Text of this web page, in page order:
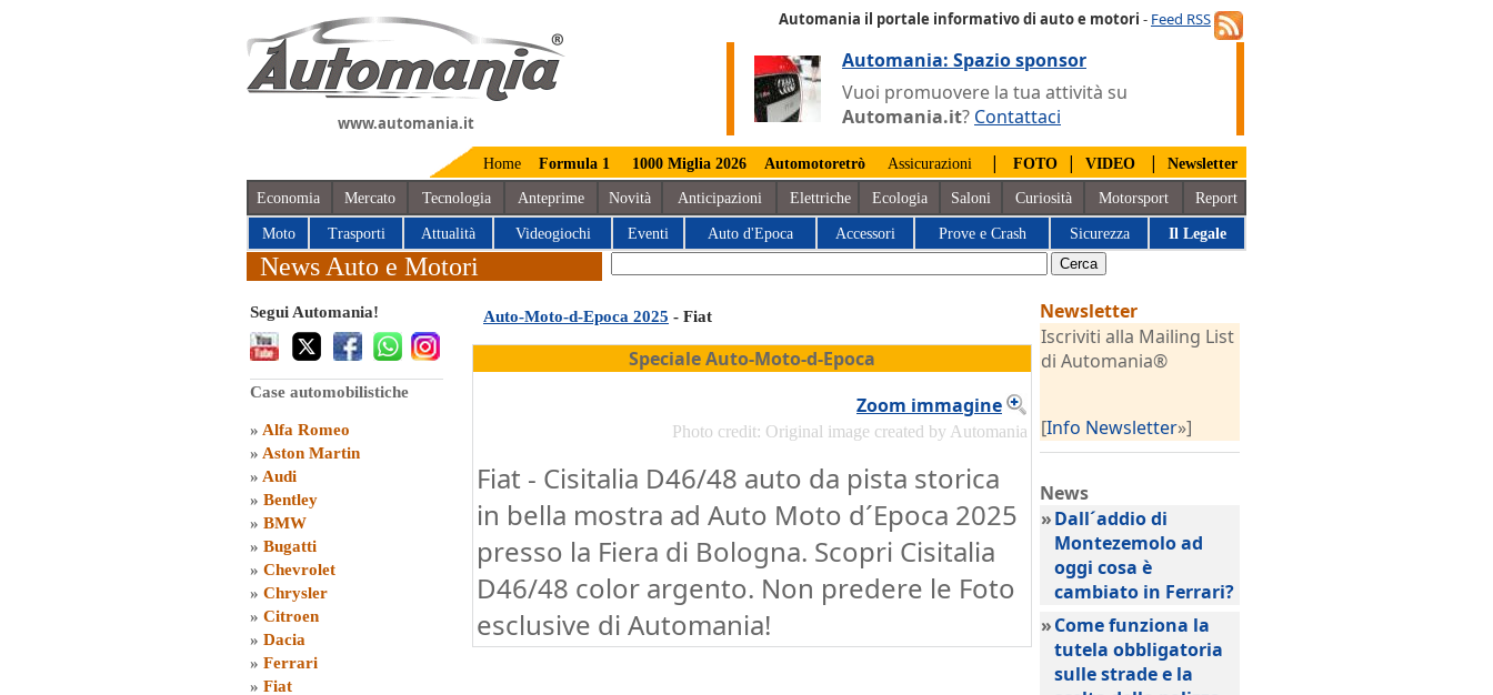
www.automania.it
Automania il portale informativo di auto e motori - Feed RSS
Automania: Spazio sponsor
Vuoi promuovere la tua attività su
Automania.it? Contattaci
Home Formula 1 1000 Miglia 2026 Automotoretrò Assicurazioni | FOTO | VIDEO | Newsletter
Economia Mercato Tecnologia Anteprime Novità Anticipazioni Elettriche Ecologia Saloni Curiosità Motorsport Report
Moto Trasporti Attualità Videogiochi Eventi Auto d'Epoca Accessori Prove e Crash Sicurezza Il Legale
News Auto e Motori
Segui Automania!
Case automobilistiche
» Alfa Romeo
» Aston Martin
» Audi
» Bentley
» BMW
» Bugatti
» Chevrolet
» Chrysler
» Citroen
» Dacia
» Ferrari
» Fiat
Auto-Moto-d-Epoca 2025 - Fiat
Speciale Auto-Moto-d-Epoca
Zoom immagine
Photo credit: Original image created by Automania
Fiat - Cisitalia D46/48 auto da pista storica
in bella mostra ad Auto Moto d´Epoca 2025
presso la Fiera di Bologna. Scopri Cisitalia
D46/48 color argento. Non predere le Foto
esclusive di Automania!
Newsletter
Iscriviti alla Mailing List
di Automania®
[Info Newsletter»]
News
»Dall´addio di
Montezemolo ad
oggi cosa è
cambiato in Ferrari?
»Come funziona la
tutela obbligatoria
sulle strade e la